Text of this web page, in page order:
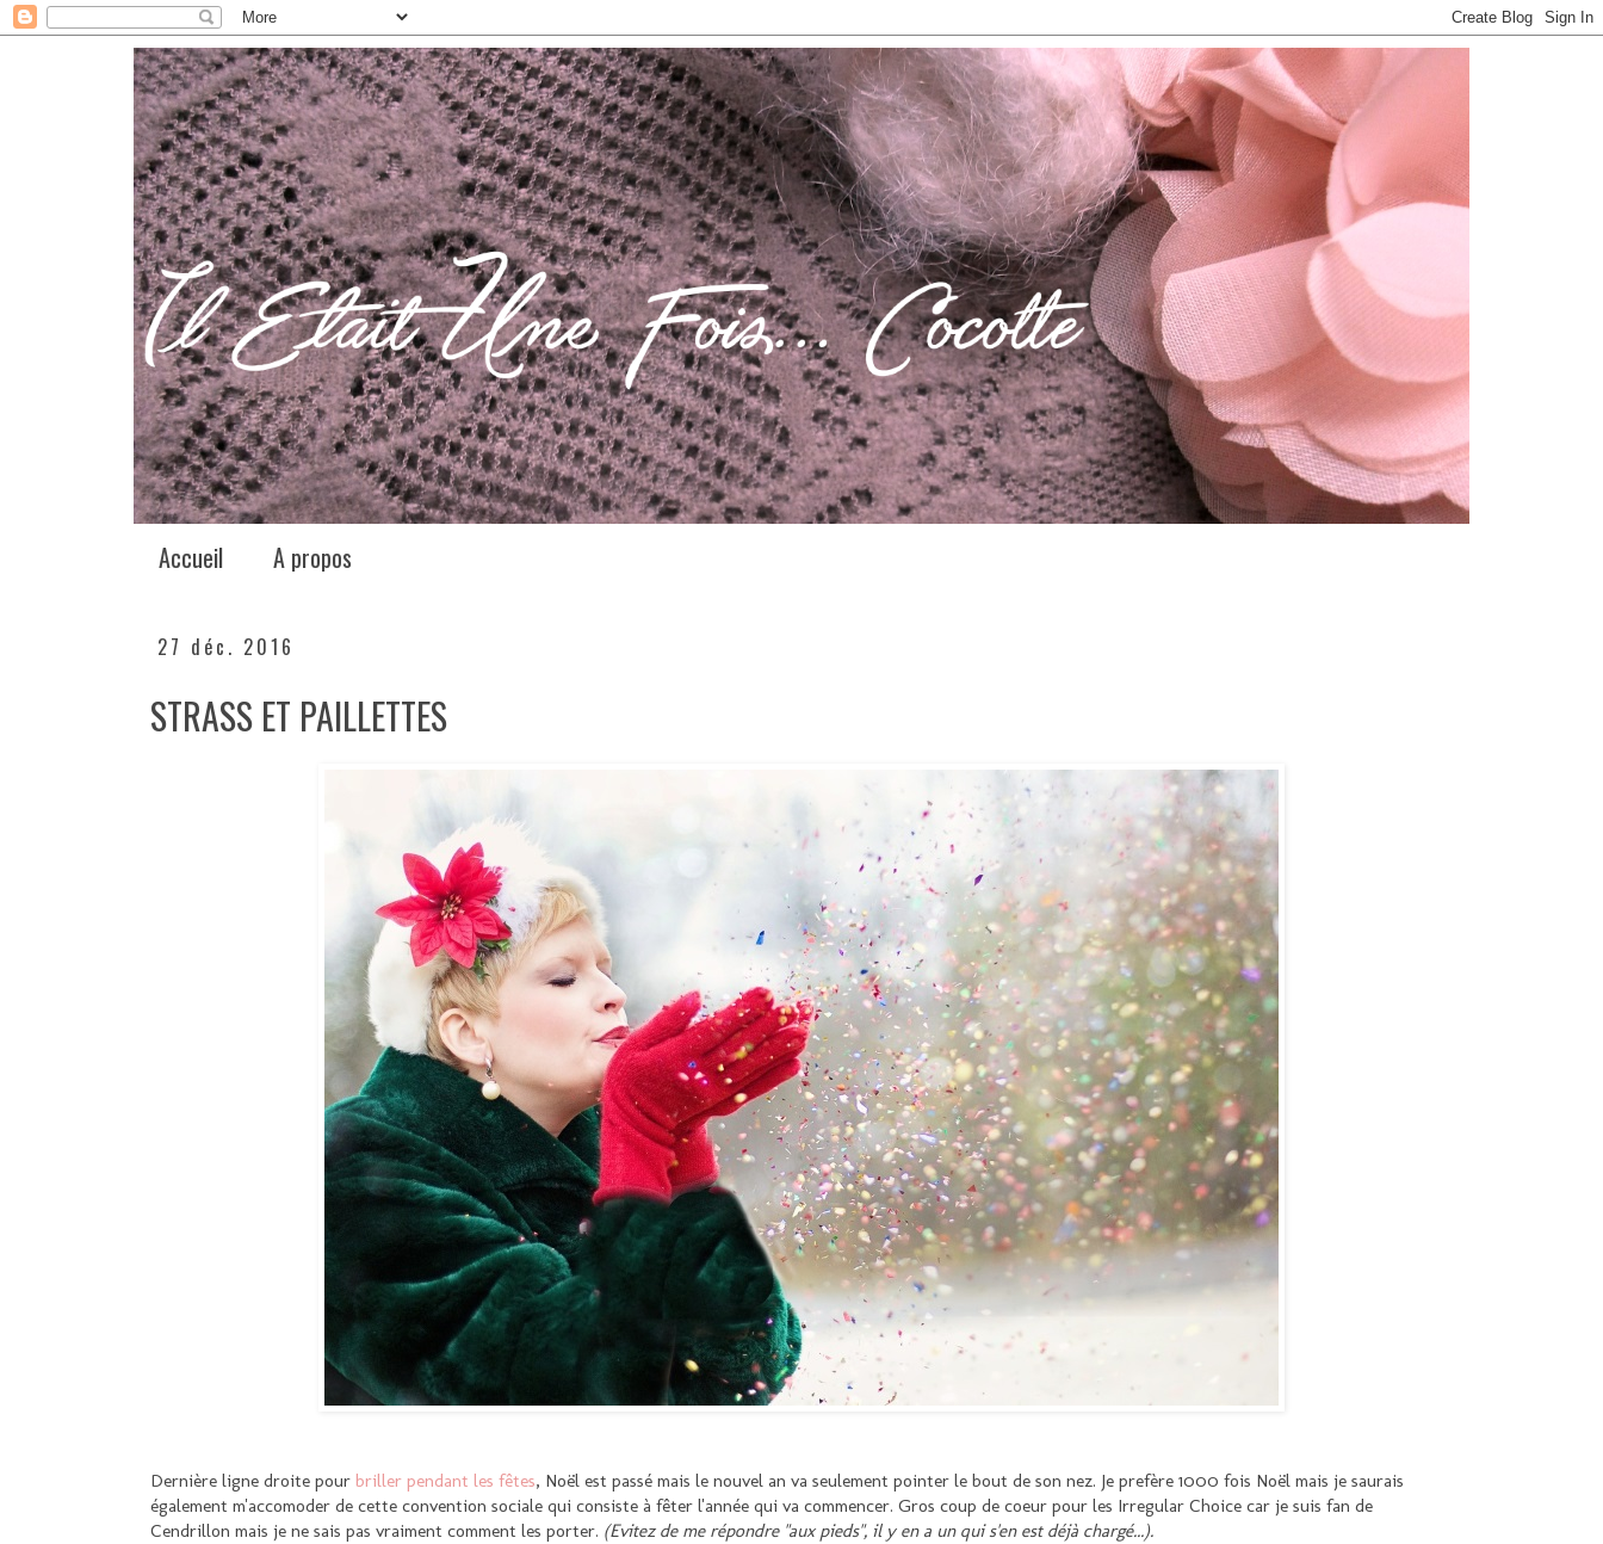
Accueil A propos
27 déc. 2016
STRASS ET PAILLETTES
Dernière ligne droite pour briller pendant les fêtes, Noël est passé mais le nouvel an va seulement pointer le bout de son nez. Je prefère 1000 fois Noël mais je saurais
également m'accomoder de cette convention sociale qui consiste à fêter l'année qui va commencer. Gros coup de coeur pour les Irregular Choice car je suis fan de
Cendrillon mais je ne sais pas vraiment comment les porter. (Evitez de me répondre "aux pieds", il y en a un qui s'en est déjà chargé...).